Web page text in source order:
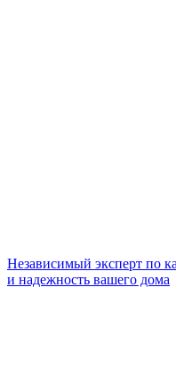
Независимый эксперт по
и надежность вашего дома